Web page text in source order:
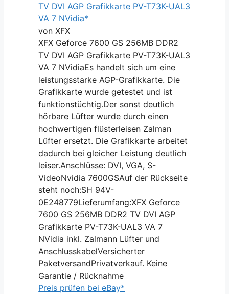
TV DVI AGP Grafikkarte PV-T73K-UAL3
VA 7 NVidia*
von XFX
XFX Geforce 7600 GS 256MB DDR2
TV DVI AGP Grafikkarte PV-T73K-UAL3
VA 7 NVidiaEs handelt sich um eine
leistungsstarke AGP-Grafikkarte. Die
Grafikkarte wurde getestet und ist
funktionstüchtig.Der sonst deutlich
hörbare Lüfter wurde durch einen
hochwertigen flüsterleisen Zalman
Lüfter ersetzt. Die Grafikkarte arbeitet
dadurch bei gleicher Leistung deutlich
leiser.Anschlüsse: DVI, VGA, S-
VideoNvidia 7600GSAuf der Rückseite
steht noch:SH 94V-
0E248779Lieferumfang:XFX Geforce
7600 GS 256MB DDR2 TV DVI AGP
Grafikkarte PV-T73K-UAL3 VA 7
NVidia inkl. Zalmann Lüfter und
AnschlusskabelVersicherter
PaketversandPrivatverkauf. Keine
Garantie / Rücknahme
Preis prüfen bei eBay*